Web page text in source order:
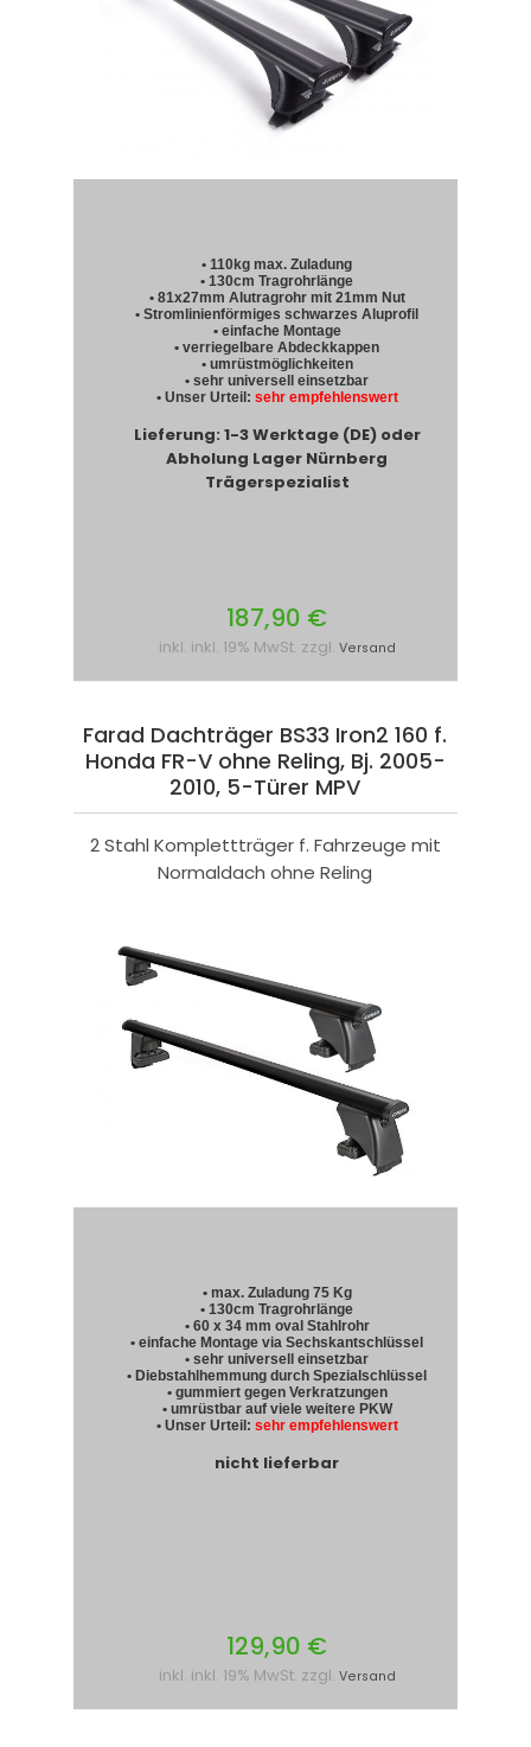
• 110kg max. Zuladung
• 130cm Tragrohrlänge
• 81x27mm Alutragrohr mit 21mm Nut
• Stromlinienförmiges schwarzes Aluprofil
• einfache Montage
• verriegelbare Abdeckkappen
• umrüstmöglichkeiten
• sehr universell einsetzbar
• Unser Urteil: sehr empfehlenswert
Lieferung: 1-3 Werktage (DE) oder
Abholung Lager Nürnberg
Trägerspezialist
187,90 €
inkl. inkl. 19% MwSt. zzgl. Versand
Farad Dachträger BS33 Iron2 160 f.
Honda FR-V ohne Reling, Bj. 2005-
2010, 5-Türer MPV
2 Stahl Komplettträger f. Fahrzeuge mit
Normaldach ohne Reling
• max. Zuladung 75 Kg
• 130cm Tragrohrlänge
• 60 x 34 mm oval Stahlrohr
• einfache Montage via Sechskantschlüssel
• sehr universell einsetzbar
• Diebstahlhemmung durch Spezialschlüssel
• gummiert gegen Verkratzungen
• umrüstbar auf viele weitere PKW
• Unser Urteil: sehr empfehlenswert
nicht lieferbar
129,90 €
inkl. inkl. 19% MwSt. zzgl. Versand